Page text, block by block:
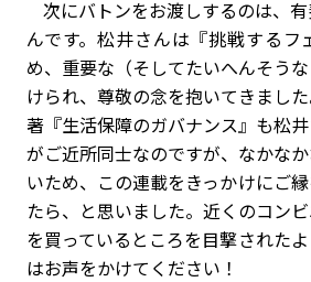
次にバトンをお渡しするのは、
んです。松井さんは『挑戦するフ
め、重要な（そしてたいへんそう
けられ、尊敬の念を抱いてきまし
著『生活保障のガバナンス』も松
がご近所同士なのですが、なかな
いため、この連載をきっかけにご
たら、と思いました。近くのコン
を買っているところを目撃された
はお声をかけてください！